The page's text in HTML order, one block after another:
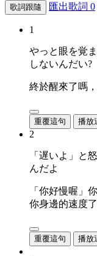
歌詞跟隨 匯出歌詞 0
1
やっと眼を覚
しないんだい?
終於醒來了嗎
重覆這句 播放
2
「遅いよ」と
んだよ
「你好慢喔」
你身邊的速度了
重覆這句 播放